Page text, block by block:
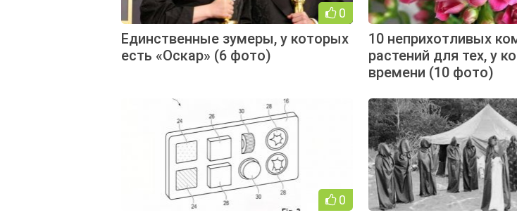
0
Единственные зумеры, у которых
есть «Оскар» (6 фото)
10 неприхотливых
растений для тех, у
времени (10 фото)
0